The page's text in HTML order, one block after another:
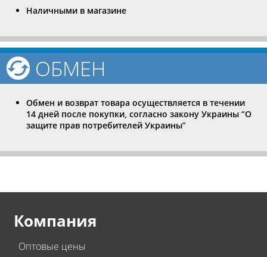
Наличными в магазине
ОБМЕН
Обмен и возврат товара осуществляется в течении
14 дней после покупки, согласно закону Украины “О
защите прав потребителей Украины”
Компания
Оптовые цены